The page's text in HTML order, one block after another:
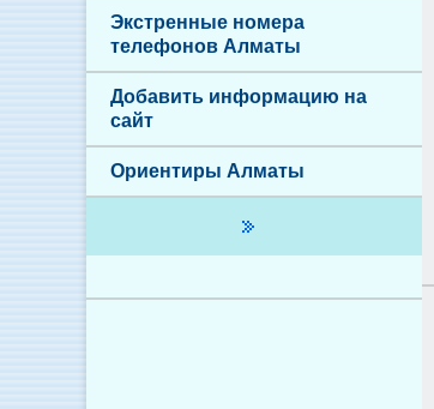
Экстренные номера
телефонов Алматы
Добавить информацию на
сайт
Ориентиры Алматы